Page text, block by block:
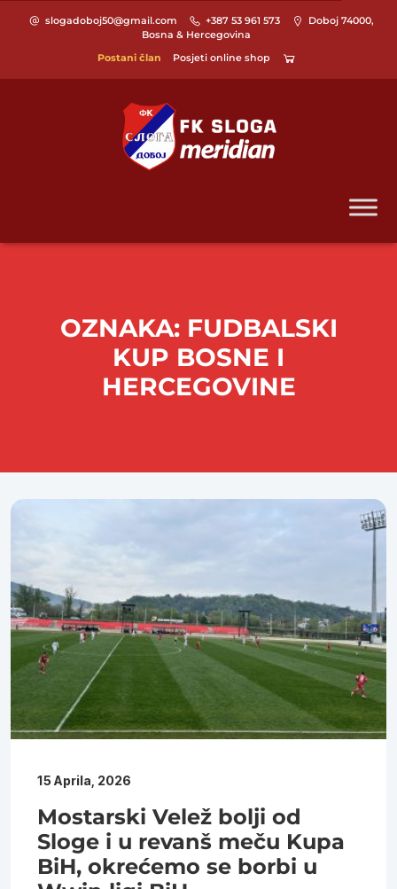
slogadoboj50@gmail.com +387 53 961 573
Doboj 74000,
Bosna & Hercegovina
Postani član
Posjeti online shop
OZNAKA: FUDBALSKI
KUP BOSNE I
HERCEGOVINE
15 Aprila, 2026
Mostarski Velež bolji od
Sloge i u revanš meču Kupa
BiH, okrećemo se borbi u